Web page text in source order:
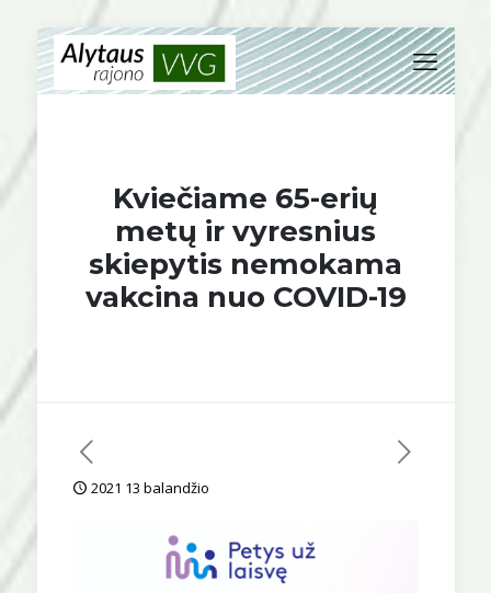
Kviečiame 65-erių
metų ir vyresnius
skiepytis nemokama
vakcina nuo COVID-19
2021 13 balandžio